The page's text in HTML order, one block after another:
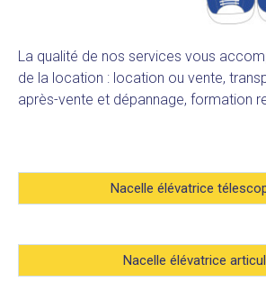
La qualité de nos services vous
de la location : location ou vente,
après-vente et dépannage, formation
Nacelle élévatrice
Nacelle élévatrice